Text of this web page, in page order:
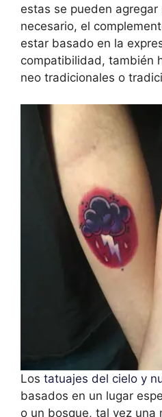
estas se pueden agregar
necesario, el
estar basado en la
compatibilidad, también
neo tradicionales o
Los tatuajes del cielo y
basados en un lugar
o un bosque, tal vez una